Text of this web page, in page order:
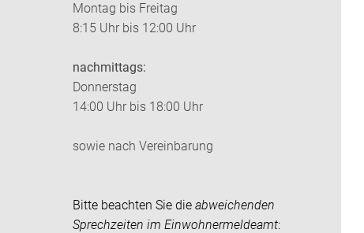
Montag bis Freitag
8:15 Uhr bis 12:00 Uhr
nachmittags:
Donnerstag
14:00 Uhr bis 18:00 Uhr
sowie nach Vereinbarung
Bitte beachten Sie die abweichenden
Sprechzeiten im Einwohnermeldeamt: